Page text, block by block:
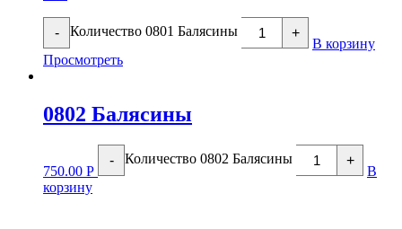
- Количество 0801 Балясины +
В корзину
Просмотреть
0802 Балясины
750.00 Р
- Количество 0802 Балясины +
В
корзину